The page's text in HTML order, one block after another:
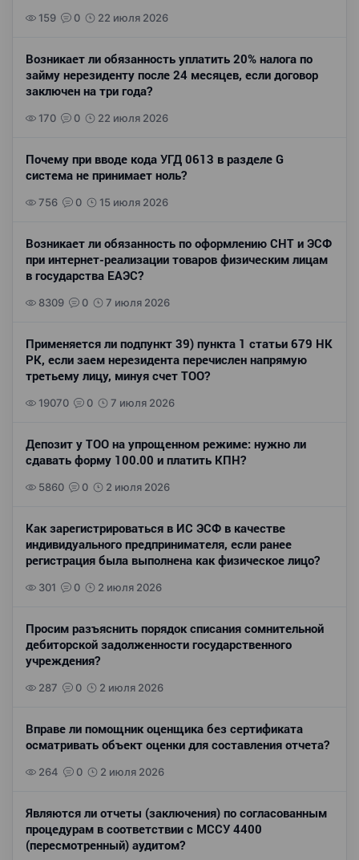
159 0 22 июля 2026
Возникает ли обязанность уплатить 20% налога по
займу нерезиденту после 24 месяцев, если договор
заключен на три года?
170 0 22 июля 2026
Почему при вводе кода УГД 0613 в разделе G
система не принимает ноль?
756 0 15 июля 2026
Возникает ли обязанность по оформлению СНТ и ЭСФ
при интернет-реализации товаров физическим лицам
в государства ЕАЭС?
8309 0 7 июля 2026
Применяется ли подпункт 39) пункта 1 статьи 679 НК
РК, если заем нерезидента перечислен напрямую
третьему лицу, минуя счет ТОО?
19070 0 7 июля 2026
Депозит у ТОО на упрощенном режиме: нужно ли
сдавать форму 100.00 и платить КПН?
5860 0 2 июля 2026
Как зарегистрироваться в ИС ЭСФ в качестве
индивидуального предпринимателя, если ранее
регистрация была выполнена как физическое лицо?
301 0 2 июля 2026
Просим разъяснить порядок списания сомнительной
дебиторской задолженности государственного
учреждения?
287 0 2 июля 2026
Вправе ли помощник оценщика без сертификата
осматривать объект оценки для составления отчета?
264 0 2 июля 2026
Являются ли отчеты (заключения) по согласованным
процедурам в соответствии с МССУ 4400
(пересмотренный) аудитом?